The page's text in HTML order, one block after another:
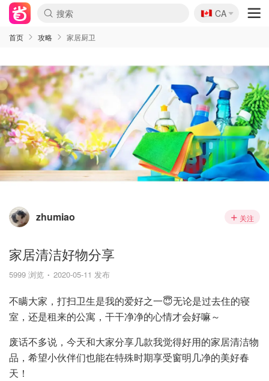
🇨🇦
CA
首页 攻略 家居厨卫
zhumiao 关注
家居清洁好物分享
5999 浏览 2020-05-11 发布
不瞒大家，打扫卫生是我的爱好之一😇无论是过去住的寝
室，还是租来的公寓，干干净净的心情才会好嘛～
废话不多说，今天和大家分享几款我觉得好用的家居清洁物
品，希望小伙伴们也能在特殊时期享受窗明几净的美好春
天！